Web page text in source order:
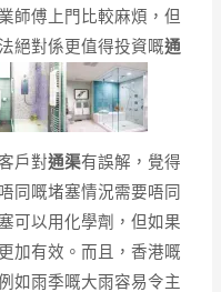
師傅上門比較麻煩，但
絕對係更值得投資嘅通
戶對通渠有誤解，覺得
同嘅堵塞情況需要唔同
可以用化學劑，但如果
加有效。而且，香港嘅
如雨季嘅大雨容易令主